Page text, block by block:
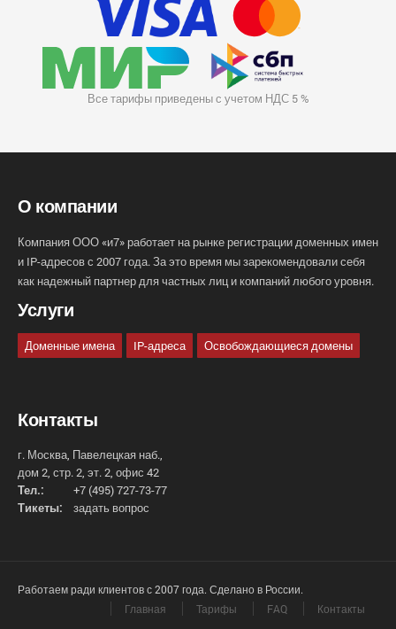
Все тарифы приведены с учетом НДС 5 %
О компании
Компания ООО «и7» работает на рынке регистрации доменных имен
и IP-адресов с 2007 года. За это время мы зарекомендовали себя
как надежный партнер для частных лиц и компаний любого уровня.
Услуги
Доменные имена IP-адреса Освобождающиеся домены
Контакты
г. Москва, Павелецкая наб.,
дом 2, стр. 2, эт. 2, офис 42
Тел.:
+7 (495) 727-73-77
Тикеты:
задать вопрос
Работаем ради клиентов с 2007 года. Сделано в России.
Главная
Тарифы FAQ Контакты